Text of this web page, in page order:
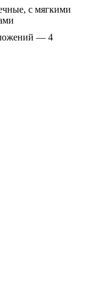
с мягкими
— 4